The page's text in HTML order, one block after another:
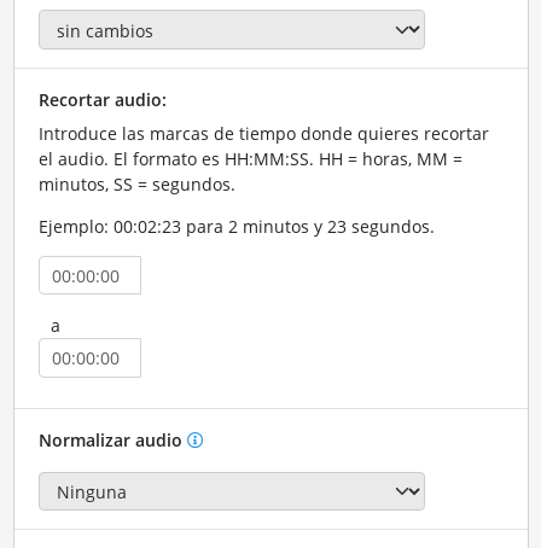
Recortar audio:
Introduce las marcas de tiempo donde quieres recortar
el audio. El formato es HH:MM:SS. HH = horas, MM =
minutos, SS = segundos.
Ejemplo: 00:02:23 para 2 minutos y 23 segundos.
a
Normalizar audio